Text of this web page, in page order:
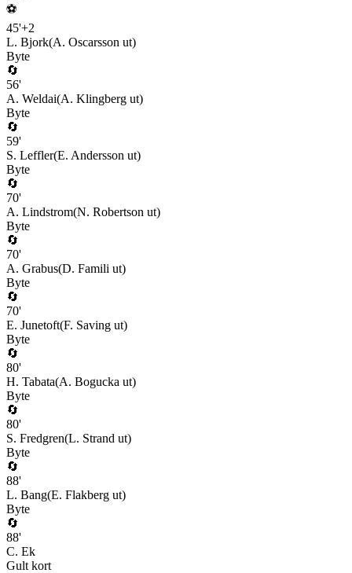
⚽
45'+2
L. Bjork(A. Oscarsson ut)
Byte
🔄
56'
A. Weldai(A. Klingberg ut)
Byte
🔄
59'
S. Leffler(E. Andersson ut)
Byte
🔄
70'
A. Lindstrom(N. Robertson ut)
Byte
🔄
70'
A. Grabus(D. Famili ut)
Byte
🔄
70'
E. Junetoft(F. Saving ut)
Byte
🔄
80'
H. Tabata(A. Bogucka ut)
Byte
🔄
80'
S. Fredgren(L. Strand ut)
Byte
🔄
88'
L. Bang(E. Flakberg ut)
Byte
🔄
88'
C. Ek
Gult kort